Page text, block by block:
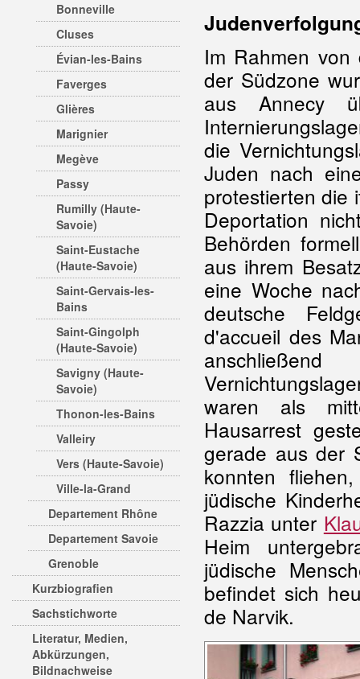
Bonneville
Cluses
Évian-les-Bains
Faverges
Glières
Marignier
Megève
Passy
Rumilly (Haute-
Savoie)
Saint-Eustache
(Haute-Savoie)
Saint-Gervais-les-
Bains
Saint-Gingolph
(Haute-Savoie)
Savigny (Haute-
Savoie)
Thonon-les-Bains
Valleiry
Vers (Haute-Savoie)
Ville-la-Grand
Departement Rhône
Departement Savoie
Grenoble
Kurzbiografien
Sachstichworte
Literatur, Medien,
Abkürzungen,
Bildnachweise
Im Rahmen
der Südzone
aus Annecy
die
Juden nach
protestierten die
Deportation
Behörden
aus ihrem
eine Woche
deutsche
d'accueil des
waren als
Hausarrest
gerade aus der
konnten
jüdische
Razzia unter
Heim
jüdische
befindet sich
de Narvik.